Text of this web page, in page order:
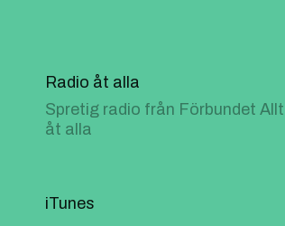
Radio åt alla
Spretig radio från Förbundet Allt
åt alla
iTunes